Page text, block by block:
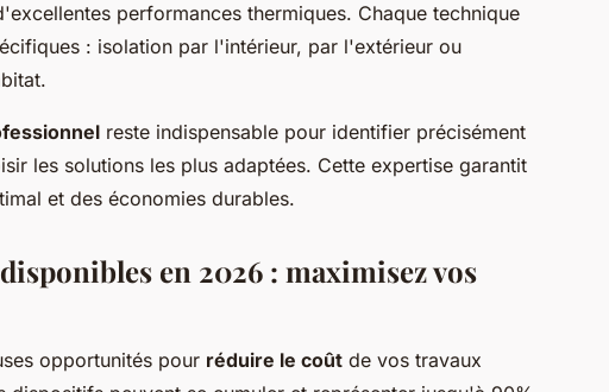
performances thermiques. Chaque technique
: isolation par l'intérieur, par l'extérieur ou
reste indispensable pour identifier précisément
les solutions les plus adaptées. Cette expertise garantit
et des économies durables.
en 2026 : maximisez vos
opportunités pour réduire le coût de vos travaux